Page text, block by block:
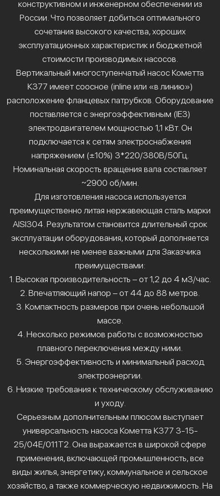
конструктивном и инженерном обеспечении из
России. Что позволяет добиться оптимального
сочетания высокого качества, хороших
эксплуатационных характеристик и бюджетной
стоимости производимых насосов.
Вертикальный многоступенчатый насос Кометта
К377 имеет соосное (inline или «в линию»)
расположение фланцевых патрубков. Оборудование
поставляется с энергоэффективным (IE3)
электродвигателем мощностью 1,1 кВт. Он
подключается к сетям электроснабжения
напряжением (±10%) 3*220/380В/50Гц.
Номинальная скорость вращения вала составляет
~2900 об/мин.
Для изготовления насоса используется
преимущественно литая нержавеющая сталь марки
AISI304. Результатом становится длительный срок
эксплуатации оборудования, который дополняется
несколькими не менее важными для Заказчика
преимуществами:
1. Высокая производительность – от 1,2 до 4 м3/час.
2. Впечатляющий напор – от 44 до 88 метров.
3. Компактность размеров при очень небольшой
массе.
4. Несколько режимов работы с возможностью
плавного переключения между ними.
5. Энергоэффективность и минимальный расход
электроэнергии.
6. Низкие требования к техническому обслуживанию
и уходу.
Серьезным дополнительным плюсом выступает
универсальность насоса Кометта К377 3-15-
25/04Е/011Т2. Она выражается в широкой сфере
применения, включающей промышленность, все
виды жилья, энергетику, коммунальное и сельское
хозяйство, а также коммерческую недвижимость. На